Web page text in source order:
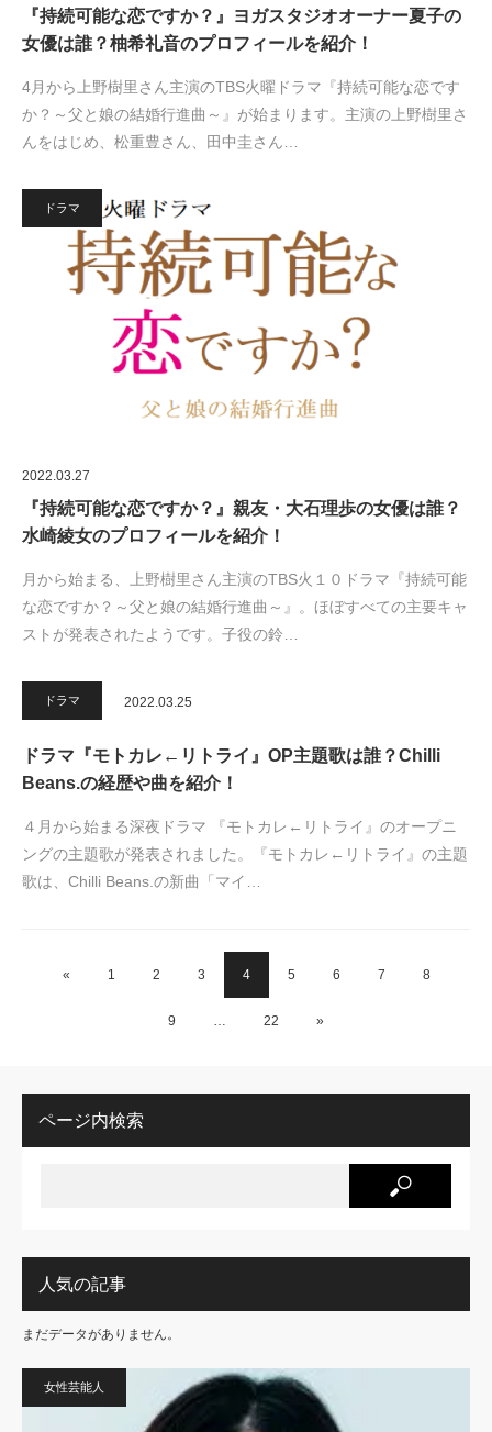
『持続可能な恋ですか？』ヨガスタジオオーナー夏子の
女優は誰？柚希礼音のプロフィールを紹介！
4月から上野樹里さん主演のTBS火曜ドラマ『持続可能な恋です
か？～父と娘の結婚行進曲～』が始まります。主演の上野樹里さ
んをはじめ、松重豊さん、田中圭さん…
ドラマ
2022.03.27
『持続可能な恋ですか？』親友・大石理歩の女優は誰？
水崎綾女のプロフィールを紹介！
月から始まる、上野樹里さん主演のTBS火１０ドラマ『持続可能
な恋ですか？～父と娘の結婚行進曲～』。ほぼすべての主要キャ
ストが発表されたようです。子役の鈴…
ドラマ 2022.03.25
ドラマ『モトカレ←リトライ』OP主題歌は誰？Chilli
Beans.の経歴や曲を紹介！
４月から始まる深夜ドラマ 『モトカレ←リトライ』のオープニ
ングの主題歌が発表されました。『モトカレ←リトライ』の主題
歌は、Chilli Beans.の新曲「マイ…
« 1 2 3 4 5 6 7 8
9 … 22 »
ページ内検索
人気の記事
まだデータがありません。
女性芸能人